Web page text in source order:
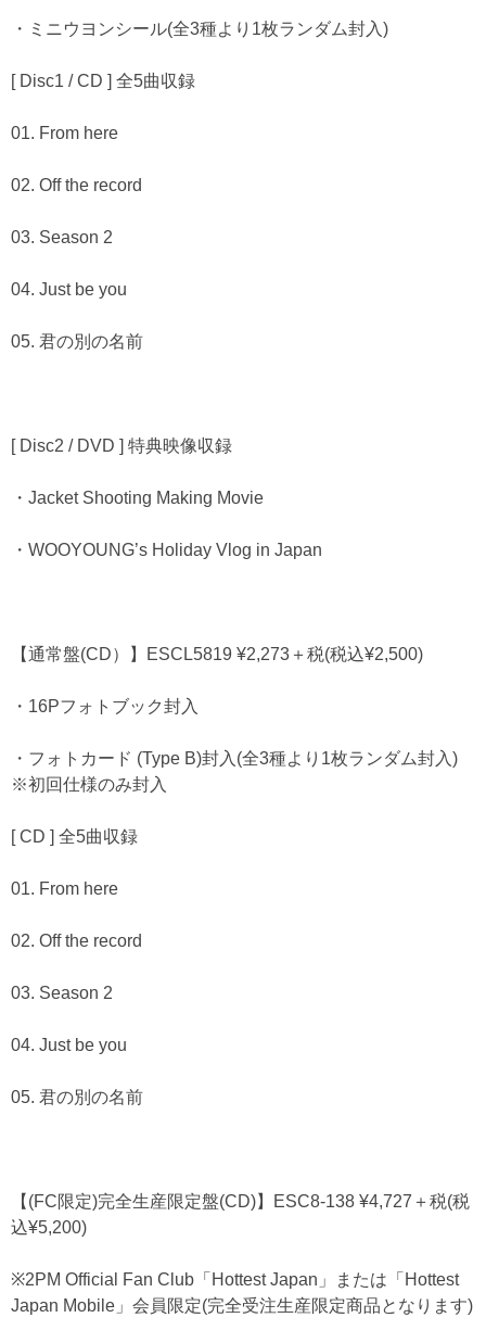
・ミニウヨンシール(全3種より1枚ランダム封入)
[ Disc1 / CD ] 全5曲収録
01. From here
02. Off the record
03. Season 2
04. Just be you
05. 君の別の名前
[ Disc2 / DVD ] 特典映像収録
・Jacket Shooting Making Movie
・WOOYOUNG’s Holiday Vlog in Japan
【通常盤(CD）】ESCL5819 ¥2,273＋税(税込¥2,500)
・16Pフォトブック封入
・フォトカード (Type B)封入(全3種より1枚ランダム封入)
※初回仕様のみ封入
[ CD ] 全5曲収録
01. From here
02. Off the record
03. Season 2
04. Just be you
05. 君の別の名前
【(FC限定)完全生産限定盤(CD)】ESC8-138 ¥4,727＋税(税
込¥5,200)
※2PM Official Fan Club「Hottest Japan」または「Hottest
Japan Mobile」会員限定(完全受注生産限定商品となります)